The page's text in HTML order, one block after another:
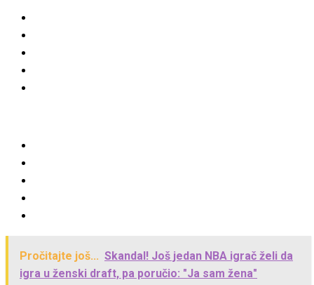
Pročitajte još... Skandal! Još jedan NBA igrač želi da
igra u ženski draft, pa poručio: "Ja sam žena"